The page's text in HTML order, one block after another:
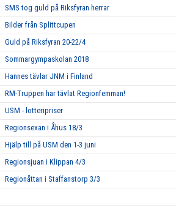
SMS tog guld på Riksfyran herrar
Bilder från Splittcupen
Guld på Riksfyran 20-22/4
Sommargympaskolan 2018
Hannes tävlar JNM i Finland
RM-Truppen har tävlat Regionfemman!
USM - lotteripriser
Regionsexan i Åhus 18/3
Hjälp till på USM den 1-3 juni
Regionsjuan i Klippan 4/3
Regionåttan i Staffanstorp 3/3